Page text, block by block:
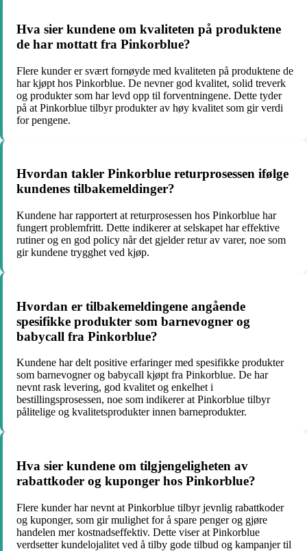
Hva sier kundene om kvaliteten på produktene
de har mottatt fra Pinkorblue?
Flere kunder er svært fornøyde med kvaliteten på produktene de
har kjøpt hos Pinkorblue. De nevner god kvalitet, solid treverk
og produkter som har levd opp til forventningene. Dette tyder
på at Pinkorblue tilbyr produkter av høy kvalitet som gir verdi
for pengene.
Hvordan takler Pinkorblue returprosessen ifølge
kundenes tilbakemeldinger?
Kundene har rapportert at returprosessen hos Pinkorblue har
fungert problemfritt. Dette indikerer at selskapet har effektive
rutiner og en god policy når det gjelder retur av varer, noe som
gir kundene trygghet ved kjøp.
Hvordan er tilbakemeldingene angående
spesifikke produkter som barnevogner og
babycall fra Pinkorblue?
Kundene har delt positive erfaringer med spesifikke produkter
som barnevogner og babycall kjøpt fra Pinkorblue. De har
nevnt rask levering, god kvalitet og enkelhet i
bestillingsprosessen, noe som indikerer at Pinkorblue tilbyr
pålitelige og kvalitetsprodukter innen barneprodukter.
Hva sier kundene om tilgjengeligheten av
rabattkoder og kuponger hos Pinkorblue?
Flere kunder har nevnt at Pinkorblue tilbyr jevnlig rabattkoder
og kuponger, som gir mulighet for å spare penger og gjøre
handelen mer kostnadseffektiv. Dette viser at Pinkorblue
verdsetter kundelojalitet ved å tilby gode tilbud og kampanjer til